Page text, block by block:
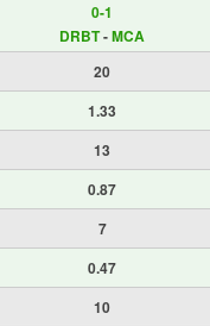
0-1
DRBT-MCA
20
1.33
13
0.87
7
0.47
10